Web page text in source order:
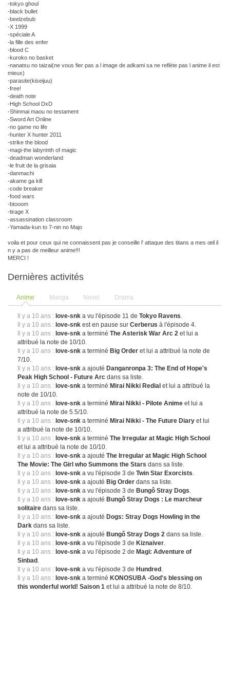
-tokyo ghoul
-black bullet
-beelzebub
-X 1999
-spéciale A
-la fille des enfer
-blood C
-kuroko no basket
-nanatsu no taizai(ne vous fier pas a l image de adkami sa ne reflète pas l anime il est
mieux)
-parasite(kiseijuu)
-free!
-death note
-High School DxD
-Shinmai maou no testament
-Sword Art Online
-no game no life
-hunter X hunter 2011
-strike the blood
-magi-the labyrinth of magic
-deadman wonderland
-le fruit de la grisaia
-danmachi
-akame ga kill
-code breaker
-food wars
-btooom
-tirage X
-assassination classroom
-Yamada-kun to 7-nin no Majo
voila et pour ceux qui ne connaissent pas je conseille l' attaque des titans a mes œil il
n y a pas de meilleur anime!!!
MERCI !
Dernières activités
Anime Manga Novel Drama
Il y a 10 ans : love-snk a vu l'épisode 11 deTokyo Ravens.
Il y a 10 ans : love-snk est en pause surCerberus à l'épisode 4.
Il y a 10 ans : love-snk a terminéThe Asterisk War Arc 2 et lui a
attribué la note de 10/10.
Il y a 10 ans : love-snk a terminé Big Order et lui a attribué la note de
7/10.
Il y a 10 ans : love-snk a ajouté Danganronpa 3: The End of Hope's
Peak High School - Future Arc dans sa liste.
Il y a 10 ans : love-snk a terminé Mirai Nikki Redial et lui a attribué la
note de 10/10.
Il y a 10 ans : love-snk a terminé Mirai Nikki - Pilote Anime et lui a
attribué la note de 5.5/10.
Il y a 10 ans : love-snk a terminé Mirai Nikki - The Future Diary et lui
a attribué la note de 10/10.
Il y a 10 ans : love-snk a terminéThe Irregular at Magic High School
et lui a attribué la note de 10/10.
Il y a 10 ans : love-snk a ajoutéThe Irregular at Magic High School
The Movie: The Girl who Summons the Stars dans sa liste.
Il y a 10 ans : love-snk a vu l'épisode 3 deTwin Star Exorcists.
Il y a 10 ans : love-snk a ajouté Big Order dans sa liste.
Il y a 10 ans : love-snk a vu l'épisode 3 de Bungô Stray Dogs.
Il y a 10 ans : love-snk a ajouté Bungô Stray Dogs : Le marcheur
solitaire dans sa liste.
Il y a 10 ans : love-snk a ajouté Dogs: Stray Dogs Howling in the
Dark dans sa liste.
Il y a 10 ans : love-snk a ajouté Bungô Stray Dogs 2 dans sa liste.
Il y a 10 ans : love-snk a vu l'épisode 3 de Kiznaiver.
Il y a 10 ans : love-snk a vu l'épisode 2 de Magi: Adventure of
Sinbad .
Il y a 10 ans : love-snk a vu l'épisode 3 de Hundred .
Il y a 10 ans : love-snk a terminé KONOSUBA -God's blessing on
this wonderful world! Saison 1 et lui a attribué la note de 8/10.